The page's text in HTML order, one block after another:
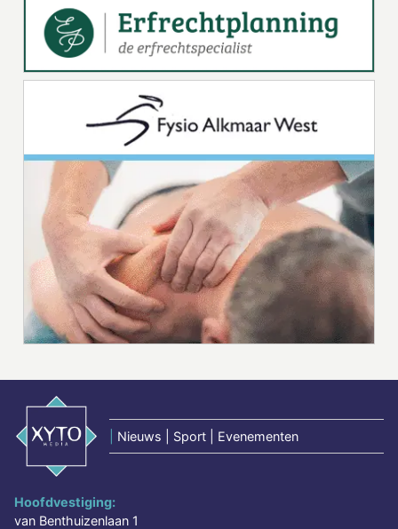
Nieuws | Sport | Evenementen
Hoofdvestiging:
van Benthuizenlaan 1